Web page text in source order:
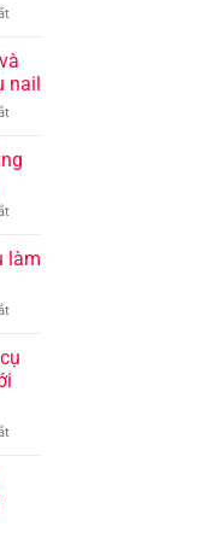
Gel
Tìm
Hiểu
Để
Đạt
Quả
Gel
Cần
Máy
Đèn
Phương
Quả
Nhà
ở
sánh
dụng
cụ
làm
hàng
nail
ở
bảo
dưỡng
làm
dụng
ở
dẫn
dụng
làm
nail
làm
ở
giá
dụng
cụ
nail
ở